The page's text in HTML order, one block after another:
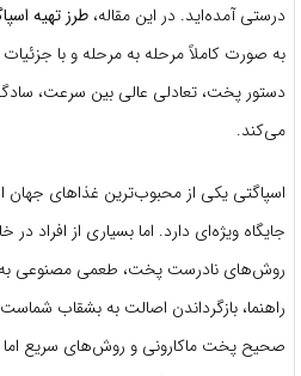
درستی آمده‌اید. در این مقاله، طرز تهیه
به صورت کاملاً مرحله به مرحله و با
دستور پخت، تعادلی عالی بین سرعت،
می‌کند.
اسپاگتی یکی از محبوب‌ترین غذاهای جهان
جایگاه ویژه‌ای دارد. اما بسیاری از افراد
روش‌های نادرست پخت، طعمی مصنوعی
راهنما، بازگرداندن اصالت به بشقاب
صحیح پخت ماکارونی و روش‌های سریع اما